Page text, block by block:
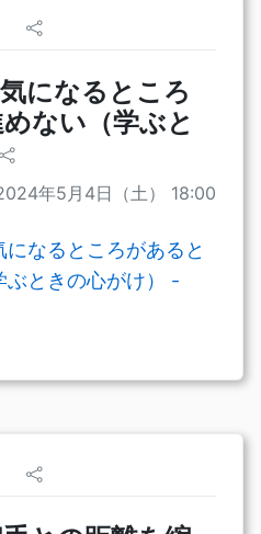
になるところ
ない（学ぶと
年5月4日（土） 18:00
なるところがあると
ぶときの心がけ） -